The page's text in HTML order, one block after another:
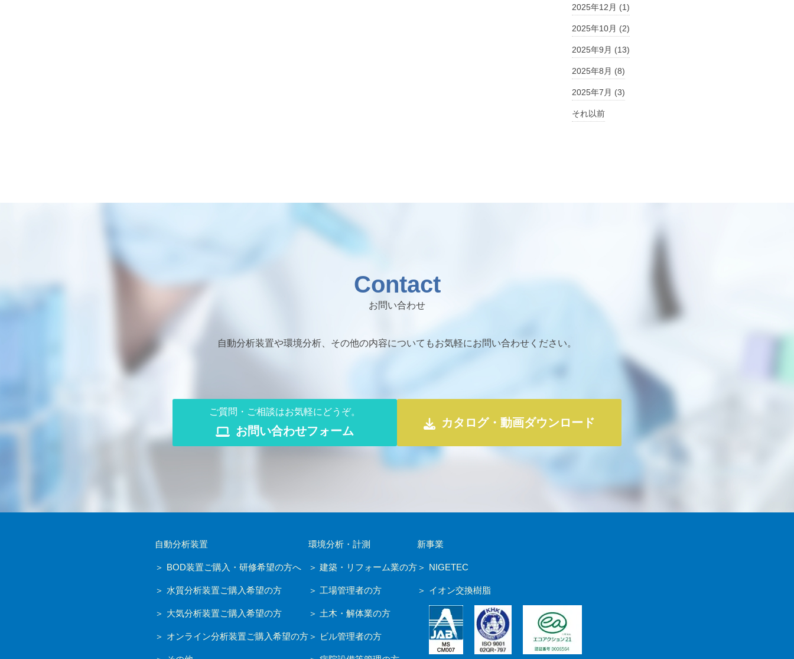
2025年12月 (1)
2025年10月 (2)
2025年9月 (13)
2025年8月 (8)
2025年7月 (3)
それ以前
Contact
お問い合わせ
自動分析装置や環境分析、その他の内容についてもお気軽にお問い合わせください。
ご質問・ご相談はお気軽にどうぞ。
お問い合わせフォーム
カタログ・動画ダウンロード
自動分析装置
BOD装置ご購入・研修希望の方へ
水質分析装置ご購入希望の方
大気分析装置ご購入希望の方
オンライン分析装置ご購入希望の方
環境分析・計測
建築・リフォーム業の方
工場管理者の方
土木・解体業の方
ビル管理者の方
新事業
NIGETEC
イオン交換樹脂